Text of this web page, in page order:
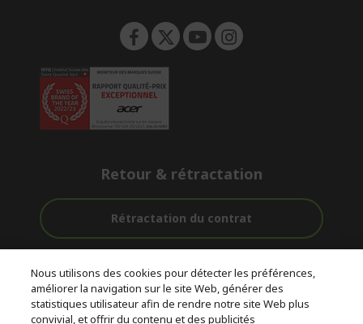
Retour & rétractation
Rétractation du contrat
Livraison
Gratuite
avant et après-
vente
Paiement
Sécurisé
Nous utilisons des cookies pour détecter les préférences,
améliorer la navigation sur le site Web, générer des
statistiques utilisateur afin de rendre notre site Web plus
convivial, et offrir du contenu et des publicités